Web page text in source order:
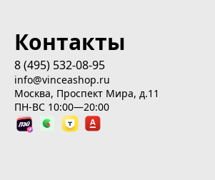
Контакты
8 (495) 532-08-95
info@vinceashop.ru
Москва, Проспект Мира, д.11
ПН-ВС 10:00—20:00